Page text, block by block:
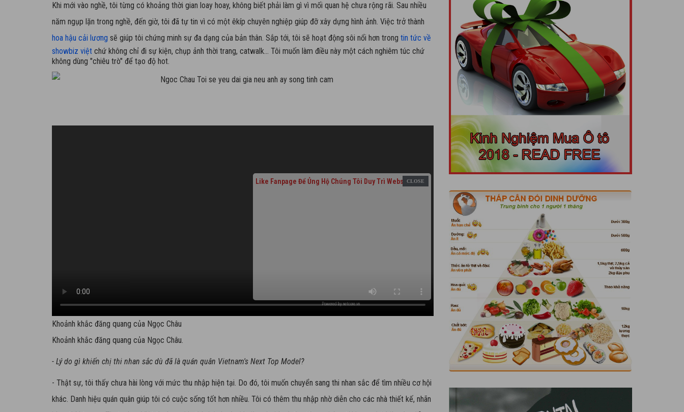
Khi mới vào nghề, tôi từng có khoảng thời gian loay hoay, không biết phải làm gì vì mối quan hệ chưa rộng rãi. Sau nhiều
năm ngụp lặn trong nghề, đến giờ, tôi đã tự tin vì có một êkíp chuyên nghiệp giúp đỡ xây dựng hình ảnh. Việc trở thành
hoa hậu cải lương sẽ giúp tôi chứng minh sự đa dạng của bản thân. Sắp tới, tôi sẽ hoạt động sôi nổi hơn trong tin tức về
showbiz việt chứ không chỉ đi sự kiện, chụp ảnh thời trang, catwalk... Tôi muốn làm điều này một cách nghiêm túc chứ
không dùng "chiêu trò" để tạo độ hot.
Khoảnh khắc đăng quang của Ngọc Châu
Khoảnh khắc đăng quang của Ngọc Châu.
- Lý do gì khiến chị thi nhan sắc dù đã là quán quân Vietnam's Next Top Model?
- Thật sự, tôi thấy chưa hài lòng với mức thu nhập hiện tại. Do đó, tôi muốn chuyển sang thi nhan sắc để tìm nhiều cơ hội
khác. Danh hiệu quán quân giúp tôi có cuộc sống tốt hơn nhiều. Tôi có thêm thu nhập nhờ diễn cho các nhà thiết kế, nhãn
Like Fanpage Để Ủng Hộ Chúng Tôi Duy Trì Website
Powered bynetcore.vn